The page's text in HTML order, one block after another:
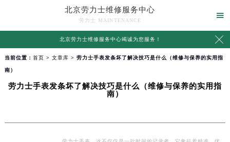
北京劳力士维修服务中心
劳力士 MAINTENANCE

北京劳力士维修服务中心竭诚为您服务！ 
当前位置： 首页 > 文章库 > 劳力士手表发条坏了解决技巧是什么（维修与保养的实用指
南）
劳力士手表发条坏了解决技巧是什么（维修与保养的实用指
南）